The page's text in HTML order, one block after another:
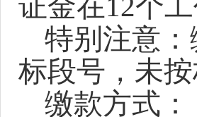
证金在12个
特别注意：
标段号，未
缴款方式：